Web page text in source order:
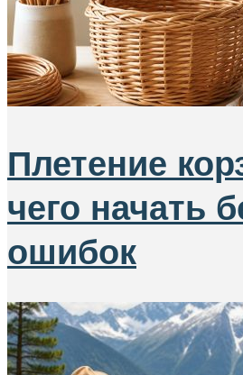
Плетение
чего начать
ошибок